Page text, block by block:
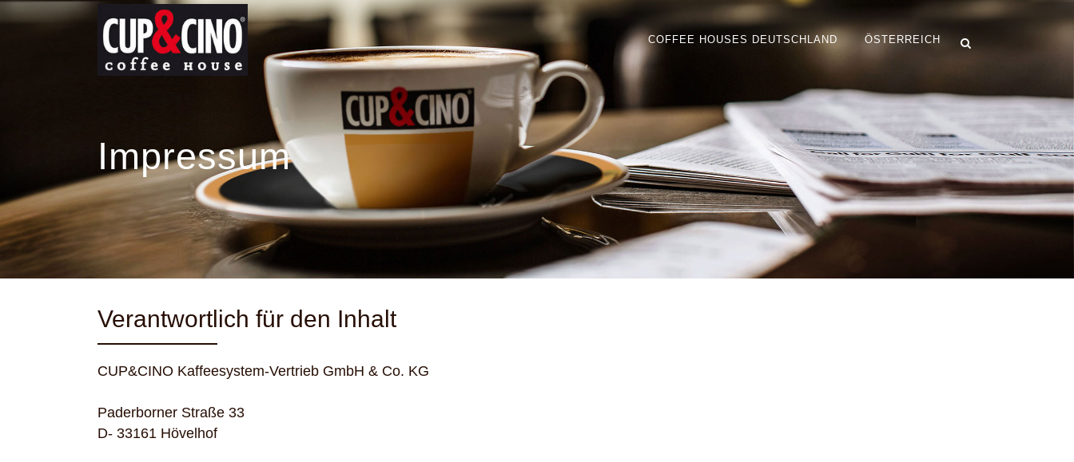
COFFEE HOUSES DEUTSCHLAND ÖSTERREICH
Impressum
Verantwortlich für den Inhalt
CUP&CINO Kaffeesystem-Vertrieb GmbH & Co. KG
Paderborner Straße 33
D- 33161 Hövelhof